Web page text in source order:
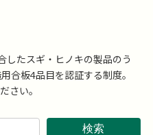
したスギ・ヒノキの製品のう
合板4品目を認証する制度。
さい。
検索